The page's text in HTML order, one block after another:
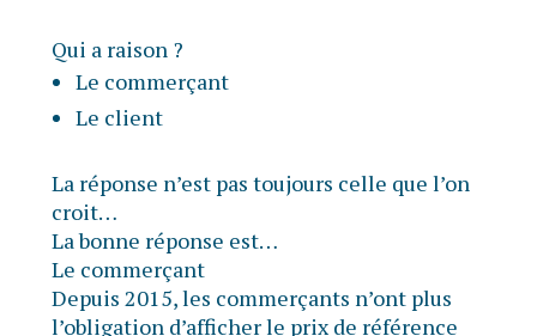
Qui a raison ?
Le commerçant
Le client
La réponse n’est pas toujours celle que l’on
croit…
La bonne réponse est…
Le commerçant
Depuis 2015, les commerçants n’ont plus
l’obligation d’afficher le prix de référence